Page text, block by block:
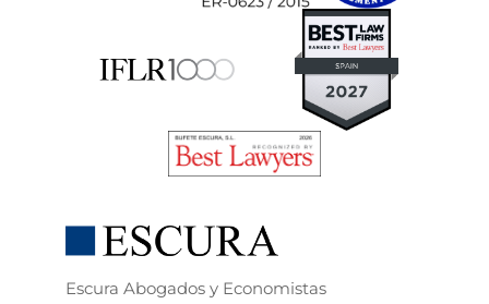
Escura Abogados y Economistas